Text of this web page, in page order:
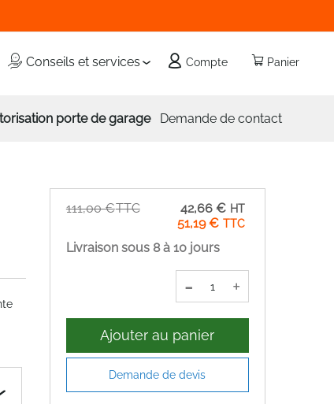
Panier
Conseils et services Compte
porte de garage Demande de contact
Prix
Spécial
51,19 €
42,66 €
111,00 €
Livraison sous 8 à 10 jours
- +
Ajouter au panier
Demande de devis